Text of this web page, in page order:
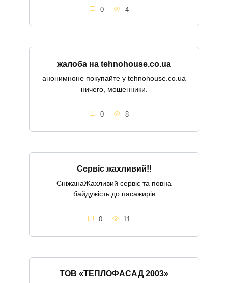
0 4
жалоба на tehnohouse.co.ua
анонимноне покупайте у tehnohouse.co.ua
ничего, мошенники.
0 8
Сервіс жахливий!!
СніжанаЖахливий сервіс та повна
байдужість до пасажирів
0 11
ТОВ «ТЕПЛОФАСАД 2003»